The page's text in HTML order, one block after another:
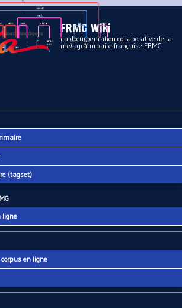
Aller au contenu principal
FRMG Wiki
La documentation collaborative de la
metagrammaire française FRMG
(tagset)
ligne
en ligne